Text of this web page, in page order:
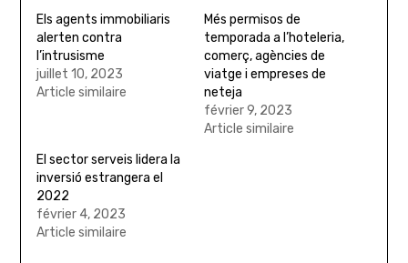
Els agents immobiliaris
alerten contra
l’intrusisme
juillet 10, 2023
Article similaire
Més permisos de
temporada a l’hoteleria,
comerç, agències de
viatge i empreses de
neteja
février 9, 2023
Article similaire
El sector serveis lidera la
inversió estrangera el
2022
février 4, 2023
Article similaire